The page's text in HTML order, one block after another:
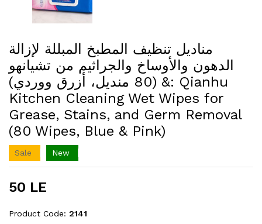
مناديل تنظيف المطبخ المبللة لإزالة
الدهون والأوساخ والجراثيم من تشيانهو
(80 منديل، أزرق ووردي) &: Qianhu
Kitchen Cleaning Wet Wipes for
Grease, Stains, and Germ Removal
(80 Wipes, Blue & Pink)
Sale New
50 LE
Product Code: 2141